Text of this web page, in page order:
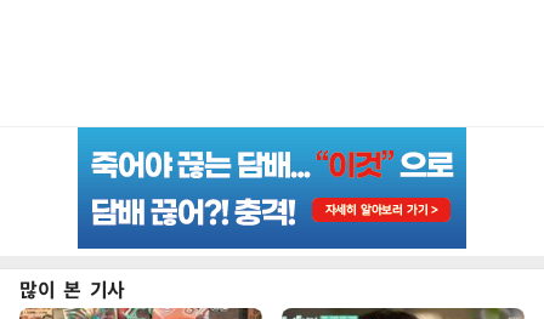
많이 본 기사